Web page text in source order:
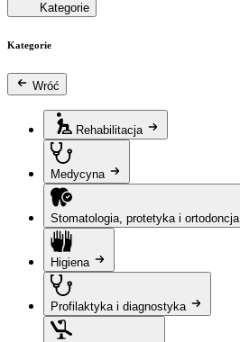
Kategorie
Kategorie
Wróć
Rehabilitacja
Medycyna
Stomatologia, protetyka i ortodoncja
Higiena
Profilaktyka i diagnostyka